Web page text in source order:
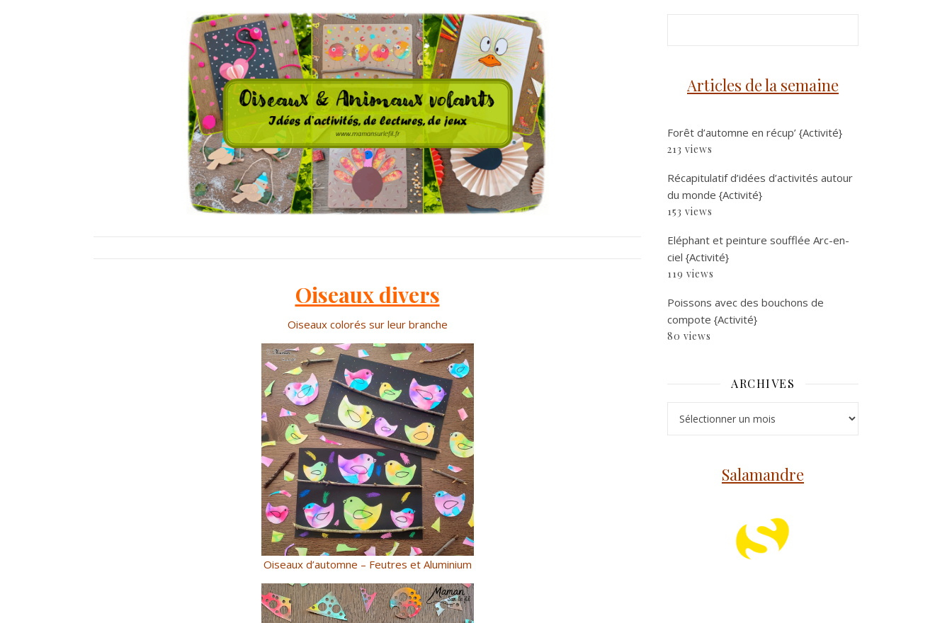
Oiseaux divers
Oiseaux colorés sur leur branche
Oiseaux d’automne – Feutres et Aluminium
Articles de la semaine
Forêt d’automne en récup’ {Activité}
213 views
Récapitulatif d’idées d’activités autour
du monde {Activité}
153 views
Eléphant et peinture soufflée Arc-en-
ciel {Activité}
119 views
Poissons avec des bouchons de
compote {Activité}
80 views
ARCHIVES
Salamandre